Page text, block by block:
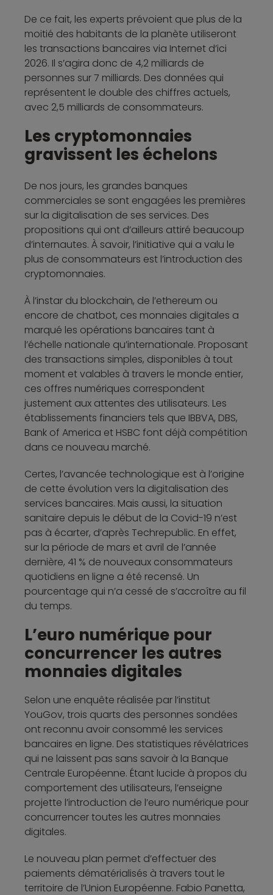
De ce fait, les experts prévoient que plus de la
moitié des habitants de la planète utiliseront
les transactions bancaires via Internet d’ici
2026. Il s’agira donc de 4,2 milliards de
personnes sur 7 milliards. Des données qui
représentent le double des chiffres actuels,
avec 2,5 milliards de consommateurs.
Les cryptomonnaies
gravissent les échelons
De nos jours, les grandes banques
commerciales se sont engagées les premières
sur la digitalisation de ses services. Des
propositions qui ont d’ailleurs attiré beaucoup
d’internautes. À savoir, l’initiative qui a valu le
plus de consommateurs est l’introduction des
cryptomonnaies.
À l’instar du blockchain, de l’ethereum ou
encore de chatbot, ces monnaies digitales a
marqué les opérations bancaires tant à
l’échelle nationale qu’internationale. Proposant
des transactions simples, disponibles à tout
moment et valables à travers le monde entier,
ces offres numériques correspondent
justement aux attentes des utilisateurs. Les
établissements financiers tels que IBBVA, DBS,
Bank of America et HSBC font déjà compétition
dans ce nouveau marché.
Certes, l’avancée technologique est à l’origine
de cette évolution vers la digitalisation des
services bancaires. Mais aussi, la situation
sanitaire depuis le début de la Covid-19 n’est
pas à écarter, d’après Techrepublic. En effet,
sur la période de mars et avril de l’année
dernière, 41 % de nouveaux consommateurs
quotidiens en ligne a été recensé. Un
pourcentage qui n’a cessé de s’accroître au fil
du temps.
L’euro numérique pour
concurrencer les autres
monnaies digitales
Selon une enquête réalisée par l’institut
YouGov, trois quarts des personnes sondées
ont reconnu avoir consommé les services
bancaires en ligne. Des statistiques révélatrices
qui ne laissent pas sans savoir à la Banque
Centrale Européenne. Étant lucide à propos du
comportement des utilisateurs, l’enseigne
projette l’introduction de l’euro numérique pour
concurrencer toutes les autres monnaies
digitales.
Le nouveau plan permet d’effectuer des
paiements dématérialisés à travers tout le
territoire de l’Union Européenne. Fabio Panetta,